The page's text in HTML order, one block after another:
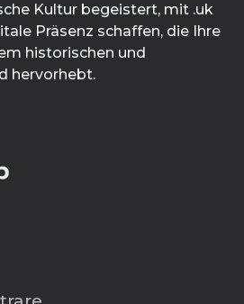
Kultur begeistert, mit .uk
Präsenz schaffen, die Ihre
historischen und
hervorhebt.